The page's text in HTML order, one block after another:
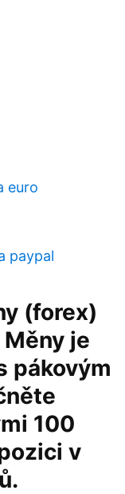
euro
paypal
(forex)
je
pákovým
100
v